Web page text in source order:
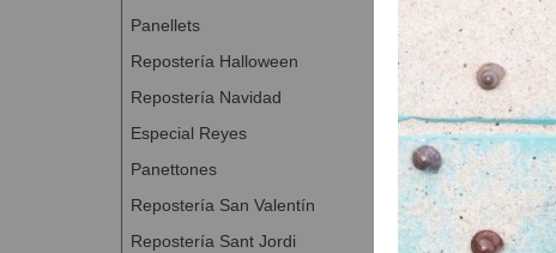
Panellets
Repostería Halloween
Repostería Navidad
Especial Reyes
Panettones
Repostería San Valentín
Repostería Sant Jordi